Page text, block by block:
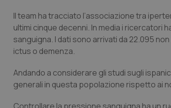
Il team ha tracciato l’associazione tra
ultimi cinque decenni. In media i ricercatori
sanguigna. I dati sono arrivati da 22.095
ictus o demenza.
Andando a considerare gli studi sugli
generali in questa popolazione rispetto ai